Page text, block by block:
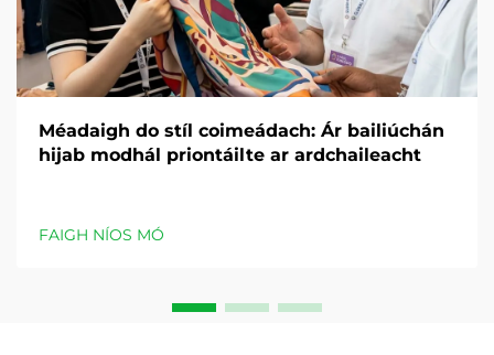
Méadaigh do stíl coimeádach: Ár bailiúchán
hijab modhál priontáilte ar ardchaileacht
FAIGH NÍOS MÓ